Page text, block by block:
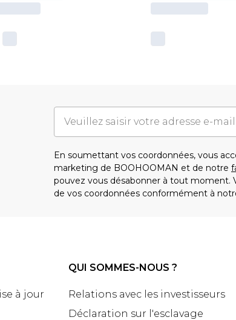
En soumettant vos coordonnées, vous
marketing de BOOHOOMAN et de notre
pouvez vous désabonner à tout moment.
de vos coordonnées conformément à
à jour
QUI SOMMES-NOUS ?
Relations avec les investisseurs
Déclaration sur l'esclavage